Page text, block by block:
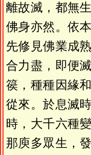
離故滅，都無
佛身亦然。依
先修見佛業成
合力盡，即便
篌，種種因緣
從來。於息滅
時，大千六種
那庾多眾生，